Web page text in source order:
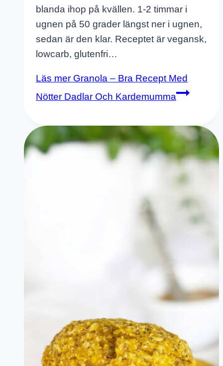
blanda ihop på kvällen. 1-2 timmar i
ugnen på 50 grader längst ner i ugnen,
sedan är den klar. Receptet är vegansk,
lowcarb, glutenfri…
Läs mer Granola – Bra Recept Med
Nötter Dadlar Och Kardemumma